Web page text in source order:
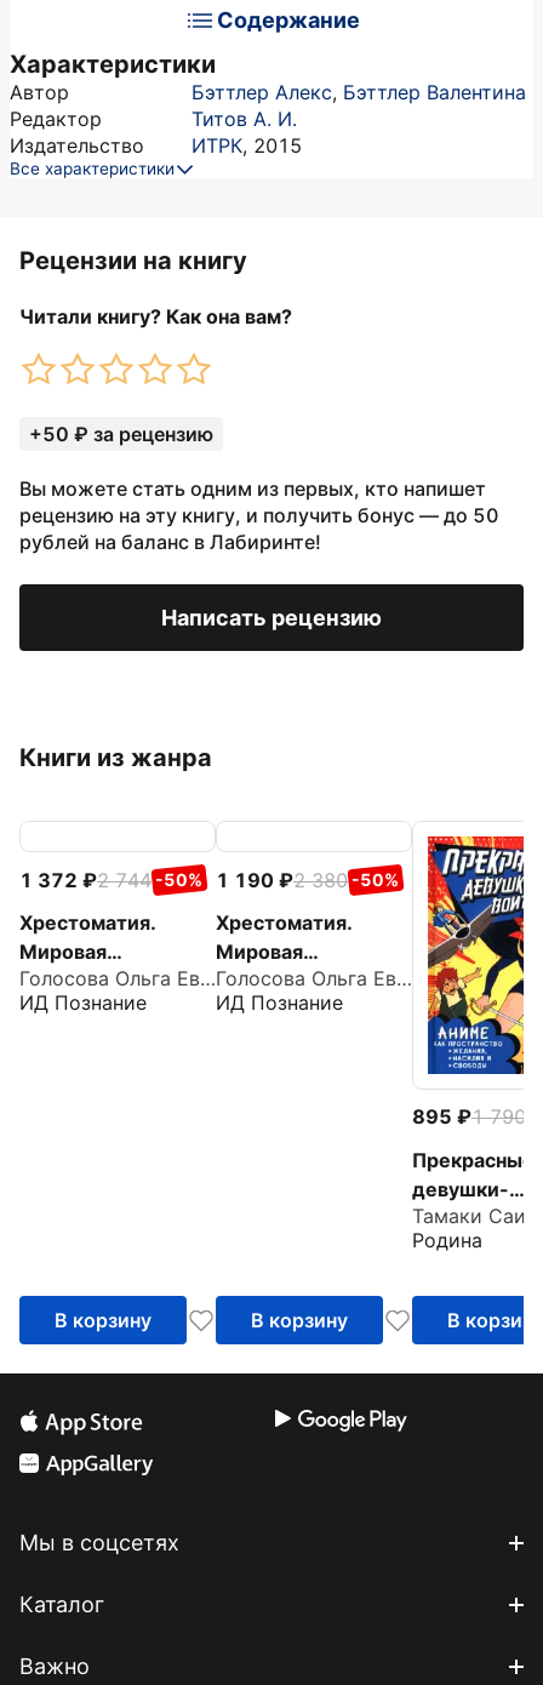
Содержание
Характеристики
Автор Бэттлер Алекс, Бэттлер Валентина
Редактор
Титов А. И.
Издательство
ИТРК, 2015
Все характеристики
Рецензии на книгу
Читали книгу? Как она вам?
+50 ₽ за рецензию
Вы можете стать одним из первых, кто напишет
рецензию на эту книгу, и получить бонус — до 50
рублей на баланс в Лабиринте!
Написать рецензию
Книги из жанра
1 372 2 744 -50%
Хрестоматия.
Мировая
художественная
культура. Древний
Голосова Ольга Евгеньевна
ИД Познание
В корзину
1 190 2 380 -50%
Хрестоматия.
Мировая
художественная
культура. Античный
Голосова Ольга Евгеньевна
ИД Познание
В корзину
895 1 790
Прекрасные
девушки-
Аниме как
желания,
свободы
Тамаки
Родина
В корзину
Мы в соцсетях
Каталог
Важно